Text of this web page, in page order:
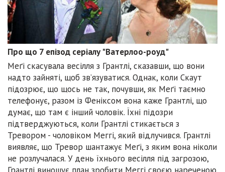
Про що 7 епізод серіалу "Ватерлоо-роуд"
Меґі скасувала весілля з Грантлі, сказавши, що вони
надто зайняті, щоб зв’язуватися. Однак, коли Скаут
підозрює, що щось не так, почувши, як Меґі таємно
телефонує, разом із Феніксом вона каже Грантлі, що
думає, що там є інший чоловік. Їхні підозри
підтверджуються, коли Грантлі стикається з
Тревором - чоловіком Меггі, який відлучився. Грантлі
виявляє, що Тревор шантажує Меґі, з яким вона ніколи
не розлучалася. У день їхнього весілля під загрозою,